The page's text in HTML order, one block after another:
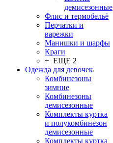
демисезонные
Флис и термобельё
Перчатки и
варежки
Манишки и шарфы
Краги
+ ЕЩЕ 2
Одежда для девочек
Комбинезоны
зимние
Комбинезоны
демисезонные
Комплекты куртка
и полукомбинезон
демисезонные
Комплекты куртка